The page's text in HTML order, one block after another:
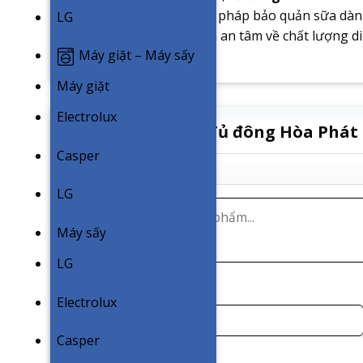
LG
Máy giặt – Máy sấy
Máy giặt
Electrolux
Casper
LG
Máy sấy
LG
Electrolux
Casper
bà mẹ đang tìm kiếm giải pháp bảo quản sữa
được đảm bảo an toàn và an tâm về chất lượng
Review sản phẩm “Tủ đông Hòa Phát